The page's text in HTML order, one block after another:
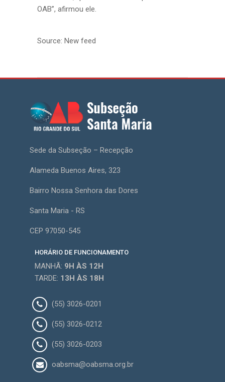
OAB”, afirmou ele.
Source: New feed
Sede da Subseção – Recepção
Alameda Buenos Aires, 323
Bairro Nossa Senhora das Dores
Santa Maria - RS
CEP 97050-545
HORÁRIO DE FUNCIONAMENTO
MANHÃ: 9H ÀS 12H
TARDE: 13H ÀS 18H
(55) 3026-0201
(55) 3026-0212
(55) 3026-0203
oabsma@oabsma.org.br